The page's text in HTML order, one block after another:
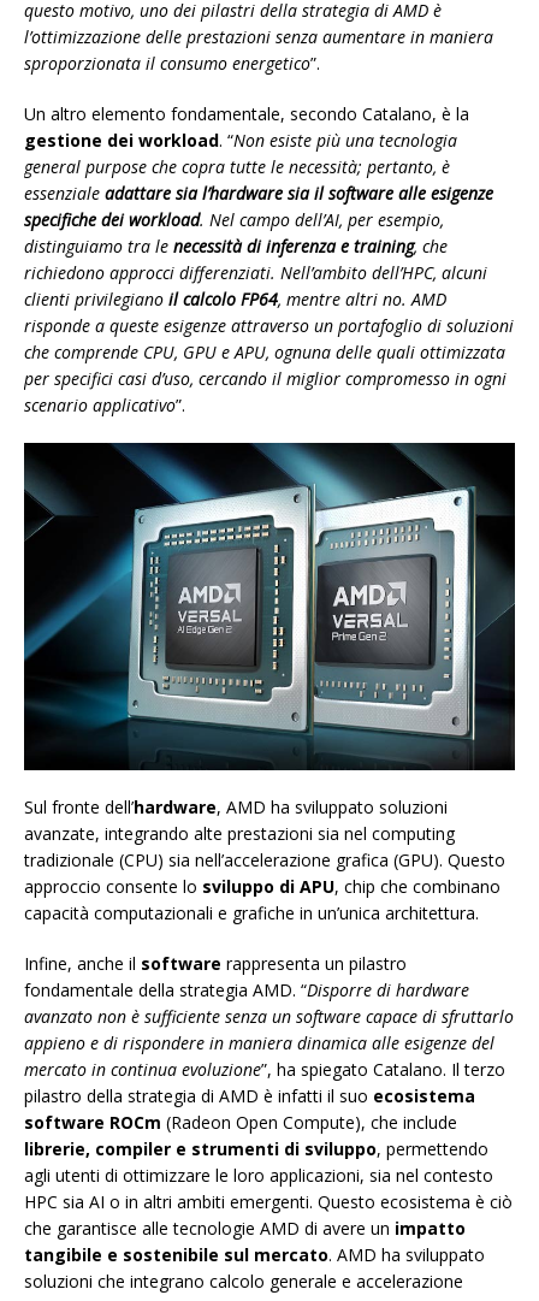
questo motivo, uno dei pilastri della strategia di AMD è
l’ottimizzazione delle prestazioni senza aumentare in maniera
sproporzionata il consumo energetico”.
Un altro elemento fondamentale, secondo Catalano, è la
gestione dei workload. “Non esiste più una tecnologia
general purpose che copra tutte le necessità; pertanto, è
essenziale adattare sia l’hardware sia il software alle esigenze
specifiche dei workload. Nel campo dell’AI, per esempio,
distinguiamo tra le necessità di inferenza e training, che
richiedono approcci differenziati. Nell’ambito dell’HPC, alcuni
clienti privilegiano il calcolo FP64, mentre altri no. AMD
risponde a queste esigenze attraverso un portafoglio di soluzioni
che comprende CPU, GPU e APU, ognuna delle quali ottimizzata
per specifici casi d’uso, cercando il miglior compromesso in ogni
scenario applicativo”.
Sul fronte dell’hardware, AMD ha sviluppato soluzioni
avanzate, integrando alte prestazioni sia nel computing
tradizionale (CPU) sia nell’accelerazione grafica (GPU). Questo
approccio consente lo sviluppo di APU, chip che combinano
capacità computazionali e grafiche in un’unica architettura.
Infine, anche il software rappresenta un pilastro
fondamentale della strategia AMD. “Disporre di hardware
avanzato non è sufficiente senza un software capace di sfruttarlo
appieno e di rispondere in maniera dinamica alle esigenze del
mercato in continua evoluzione”, ha spiegato Catalano. Il terzo
pilastro della strategia di AMD è infatti il suo ecosistema
software ROCm (Radeon Open Compute), che include
librerie, compiler e strumenti di sviluppo, permettendo
agli utenti di ottimizzare le loro applicazioni, sia nel contesto
HPC sia AI o in altri ambiti emergenti. Questo ecosistema è ciò
che garantisce alle tecnologie AMD di avere un impatto
tangibile e sostenibile sul mercato. AMD ha sviluppato
soluzioni che integrano calcolo generale e accelerazione